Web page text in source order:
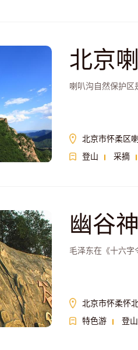
北京
喇叭沟自然保护区
北京市怀柔区
登山
采摘
幽谷
毛泽东在《十六字
北京市怀柔怀
特色游
登山